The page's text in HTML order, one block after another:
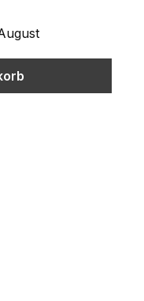
die Schaltflächen